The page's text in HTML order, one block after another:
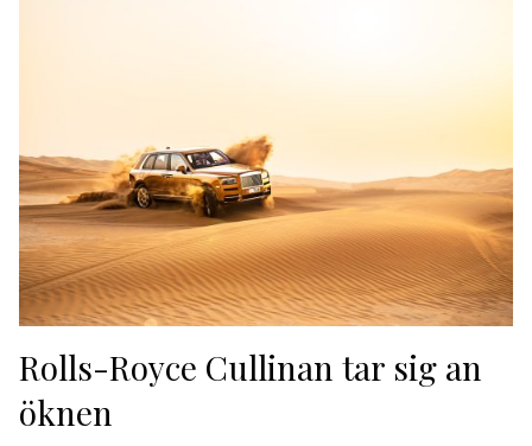
Rolls-Royce Cullinan tar sig an
öknen